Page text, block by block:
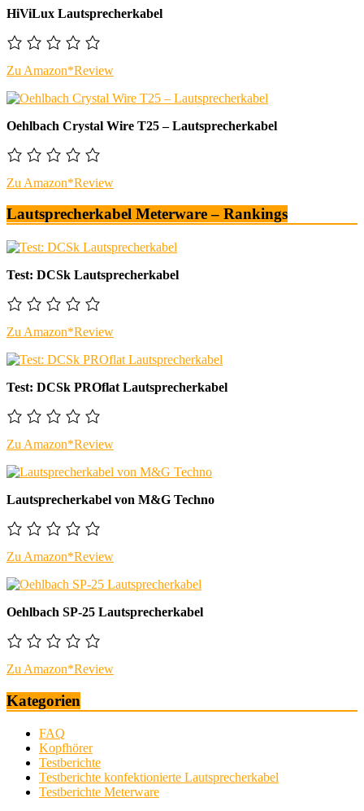
HiViLux Lautsprecherkabel
Zu Amazon*Review
Oehlbach Crystal Wire T25 – Lautsprecherkabel
Zu Amazon*Review
Lautsprecherkabel Meterware – Rankings
Test: DCSk Lautsprecherkabel
Zu Amazon*Review
Test: DCSk PROflat Lautsprecherkabel
Zu Amazon*Review
Lautsprecherkabel von M&G Techno
Zu Amazon*Review
Oehlbach SP-25 Lautsprecherkabel
Zu Amazon*Review
Kategorien
FAQ
Kopfhörer
Testberichte
Testberichte konfektionierte Lautsprecherkabel
Testberichte Meterware